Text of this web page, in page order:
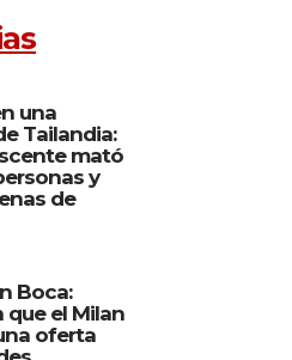
una
Tailandia:
mató
y
de
Boca:
que el Milan
oferta